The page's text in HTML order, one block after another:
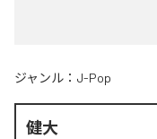
ジャンル： J-Pop
健大